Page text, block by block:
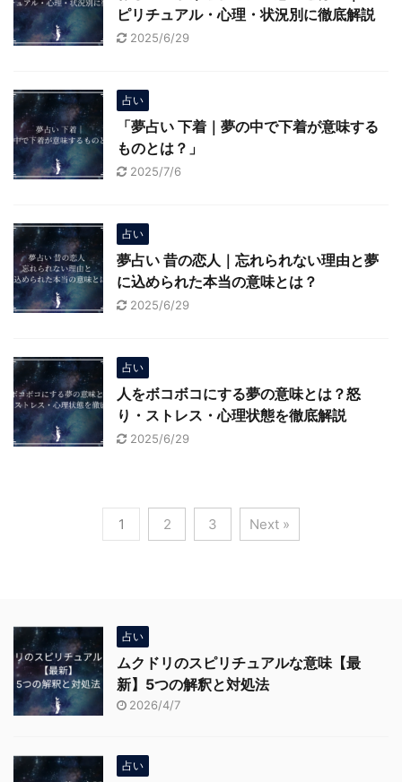
ピリチュアル・心理・状況別に徹底解説
2025/6/29
占い
「夢占い 下着｜夢の中で下着が意味する
ものとは？」
2025/7/6
占い
夢占い 昔の恋人｜忘れられない理由と夢
に込められた本当の意味とは？
2025/6/29
占い
人をボコボコにする夢の意味とは？怒
り・ストレス・心理状態を徹底解説
2025/6/29
1 2 3 Next »
占い
ムクドリのスピリチュアルな意味【最
新】5つの解釈と対処法
2026/4/7
占い